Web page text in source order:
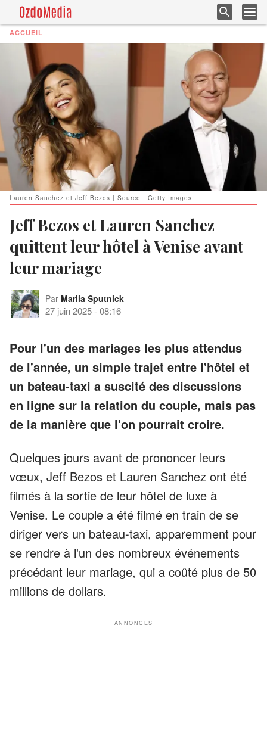
ACCUEIL
Lauren Sanchez et Jeff Bezos | Source : Getty Images
Jeff Bezos et Lauren Sanchez
quittent leur hôtel à Venise avant
leur mariage
Par Mariia Sputnick
27 juin 2025-08:16
Pour l'un des mariages les plus attendus
de l'année, un simple trajet entre l'hôtel et
un bateau-taxi a suscité des discussions
en ligne sur la relation du couple, mais pas
de la manière que l'on pourrait croire.
Quelques jours avant de prononcer leurs
vœux, Jeff Bezos et Lauren Sanchez ont été
filmés à la sortie de leur hôtel de luxe à
Venise. Le couple a été filmé en train de se
diriger vers un bateau-taxi, apparemment pour
se rendre à l'un des nombreux événements
précédant leur mariage, qui a coûté plus de 50
millions de dollars.
ANNONCES